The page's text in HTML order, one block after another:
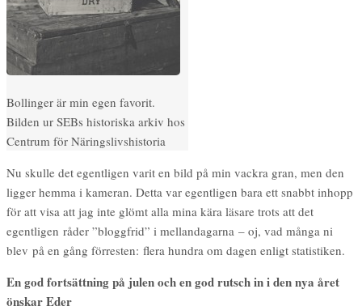
Bollinger är min egen favorit.
Bilden ur SEBs historiska arkiv hos
Centrum för Näringslivshistoria
Nu skulle det egentligen varit en bild på min vackra gran, men den
ligger hemma i kameran. Detta var egentligen bara ett snabbt inhopp
för att visa att jag inte glömt alla mina kära läsare trots att det
egentligen råder ”bloggfrid” i mellandagarna – oj, vad många ni
blev på en gång förresten: flera hundra om dagen enligt statistiken.
En god fortsättning på julen och en god rutsch in i den nya året
önskar Eder